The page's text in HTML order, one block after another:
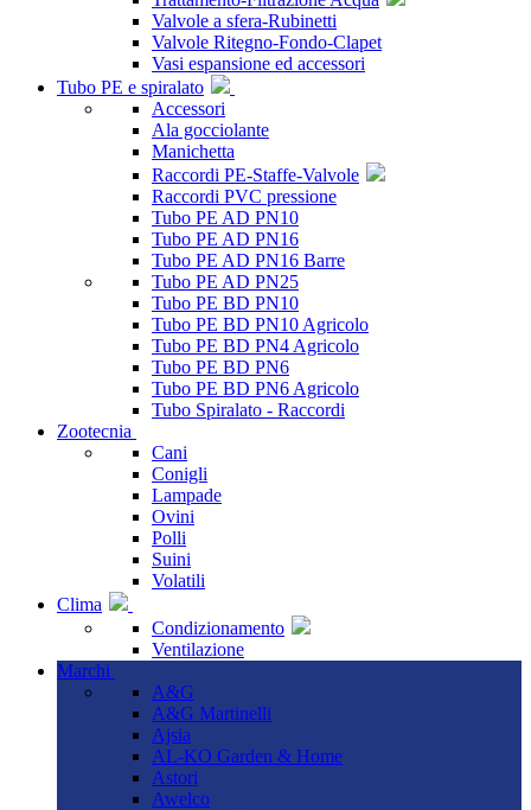
Valvole a sfera-Rubinetti
Valvole Ritegno-Fondo-Clapet
Vasi espansione ed accessori
Tubo PE e spiralato
Accessori
Ala gocciolante
Manichetta
Raccordi PE-Staffe-Valvole
Raccordi PVC pressione
Tubo PE AD PN10
Tubo PE AD PN16
Tubo PE AD PN16 Barre
Tubo PE AD PN25
Tubo PE BD PN10
Tubo PE BD PN10 Agricolo
Tubo PE BD PN4 Agricolo
Tubo PE BD PN6
Tubo PE BD PN6 Agricolo
Tubo Spiralato - Raccordi
Zootecnia
Cani
Conigli
Lampade
Ovini
Polli
Suini
Volatili
Clima
Condizionamento
Ventilazione
Marchi
A&G
A&G Martinelli
Ajsia
AL-KO Garden & Home
Astori
Awelco